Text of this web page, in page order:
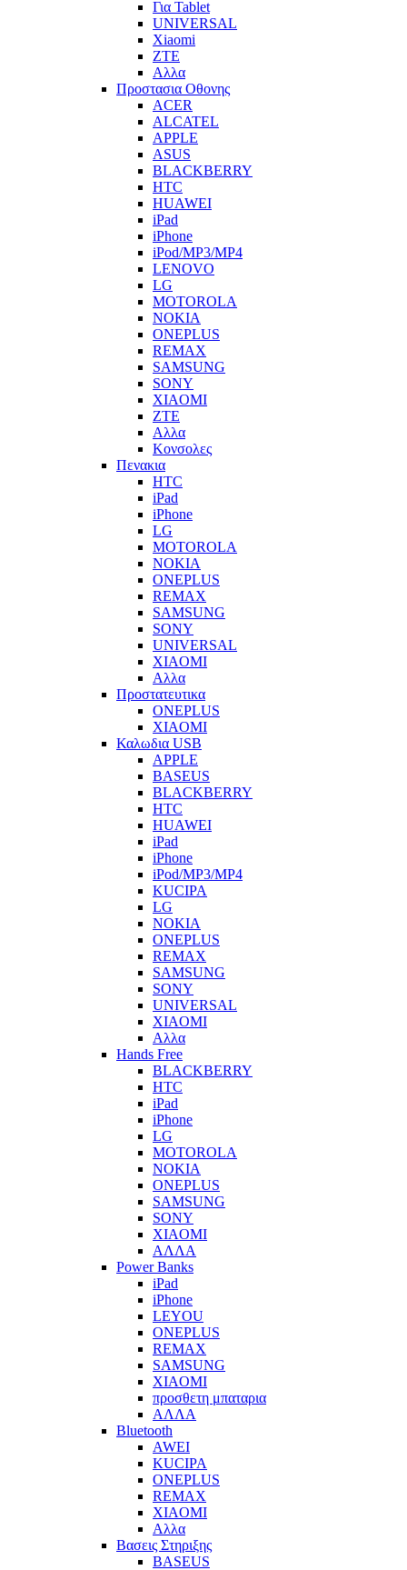
Για Tablet
UNIVERSAL
Xiaomi
ZTE
Αλλα
Προστασια Οθονης
ACER
ALCATEL
APPLE
ASUS
BLACKBERRY
HTC
HUAWEI
iPad
iPhone
iPod/MP3/MP4
LENOVO
LG
MOTOROLA
NOKIA
ONEPLUS
REMAX
SAMSUNG
SONY
XIAOMI
ZTE
Αλλα
Κονσολες
Πενακια
HTC
iPad
iPhone
LG
MOTOROLA
NOKIA
ONEPLUS
REMAX
SAMSUNG
SONY
UNIVERSAL
XIAOMI
Αλλα
Προστατευτικα
ONEPLUS
XIAOMI
Καλωδια USB
APPLE
BASEUS
BLACKBERRY
HTC
HUAWEI
iPad
iPhone
iPod/MP3/MP4
KUCIPA
LG
NOKIA
ONEPLUS
REMAX
SAMSUNG
SONY
UNIVERSAL
XIAOMI
Αλλα
Hands Free
BLACKBERRY
HTC
iPad
iPhone
LG
MOTOROLA
NOKIA
ONEPLUS
SAMSUNG
SONY
XIAOMI
ΑΛΛΑ
Power Banks
iPad
iPhone
LEYOU
ONEPLUS
REMAX
SAMSUNG
XIAOMI
προσθετη μπαταρια
ΑΛΛΑ
Bluetooth
AWEI
KUCIPA
ONEPLUS
REMAX
XIAOMI
Αλλα
Βασεις Στηριξης
BASEUS